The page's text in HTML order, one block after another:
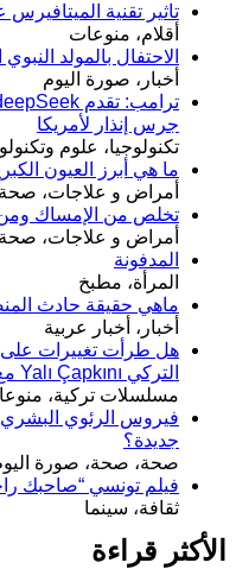
تاثير تقنية
أقلام، منوعات
الاحتفال بالمولد
أخبار، صورة اليوم
جرس إنذار لأمريكا
تكنولوجيا، علوم
ما هي أبرز العيون
أمراض و علاجات، صحة
تخلص من الإمساك ومن
أمراض و علاجات، صحة
المدفونة
المرأة، مطبخ
ماهي حقيقة حادث
أخبار، أخبار عربية
هل طرأت تغييرات
التركي Yalı Çapkını مع بداية الحلقة 90؟
مسلسلات تركية،
فيروس الرئوي البشري
جديدة؟
صحة، صحة، صورة
فيلم تونسي “صاحبك
ثقافة، سينما
الأكثر قراءة